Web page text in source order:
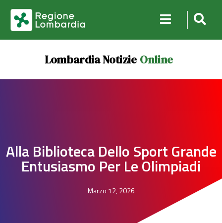
Lombardia Notizie Online
Alla Biblioteca Dello Sport Grande
Entusiasmo Per Le Olimpiadi
Marzo 12, 2026